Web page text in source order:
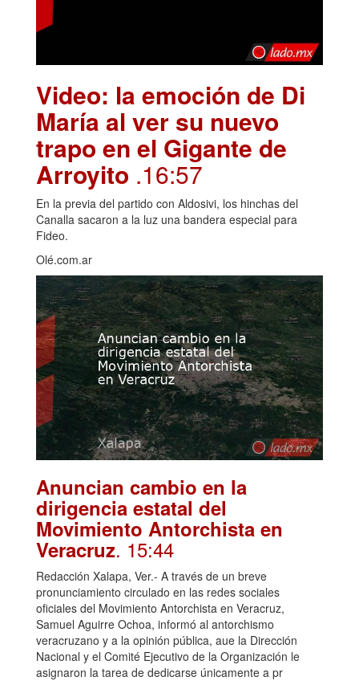
Video: la emoción de Di
María al ver su nuevo
trapo en el Gigante de
Arroyito .16:57
En la previa del partido con Aldosivi, los hinchas del
Canalla sacaron a la luz una bandera especial para
Fideo.
Olé.com.ar
Anuncian cambio en la
dirigencia estatal del
Movimiento Antorchista en
Veracruz. 15:44
Redacción Xalapa, Ver.- A través de un breve
pronunciamiento circulado en las redes sociales
oficiales del Movimiento Antorchista en Veracruz,
Samuel Aguirre Ochoa, informó al antorchismo
veracruzano y a la opinión pública, aue la Dirección
Nacional y el Comité Ejecutivo de la Organización le
asignaron la tarea de dedicarse únicamente a pr